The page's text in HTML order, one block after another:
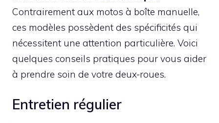
Contrairement aux motos à boîte manuelle,
ces modèles possèdent des spécificités qui
nécessitent une attention particulière. Voici
quelques conseils pratiques pour vous aider
à prendre soin de votre deux-roues.
Entretien régulier